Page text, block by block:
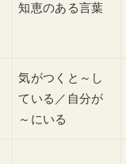
知恵のある言葉
気がつくと～し
ている／自分が
～にいる